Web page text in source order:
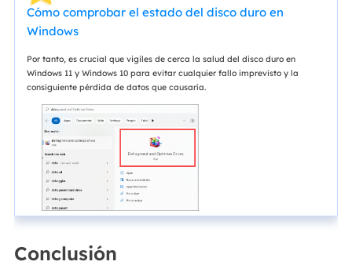
Cómo comprobar el estado del disco duro en
Windows
Por tanto, es crucial que vigiles de cerca la salud del disco duro en
Windows 11 y Windows 10 para evitar cualquier fallo imprevisto y la
consiguiente pérdida de datos que causaría.
Conclusión